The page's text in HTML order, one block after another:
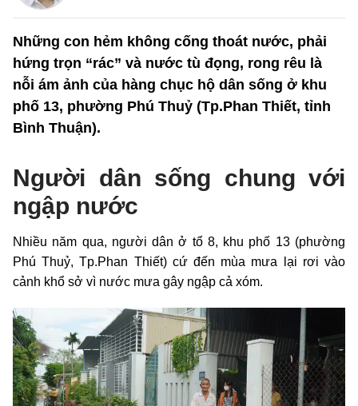
Những con hẻm không cống thoát nước, phải
hứng trọn “rác” và nước tù đọng, rong rêu là
nỗi ám ảnh của hàng chục hộ dân sống ở khu
phố 13, phường Phú Thuỷ (Tp.Phan Thiết, tỉnh
Bình Thuận).
Người dân sống chung với
ngập nước
Nhiều năm qua, người dân ở tổ 8, khu phố 13 (phường
Phú Thuỷ, Tp.Phan Thiết) cứ đến mùa mưa lại rơi vào
cảnh khổ sở vì nước mưa gây ngập cả xóm.